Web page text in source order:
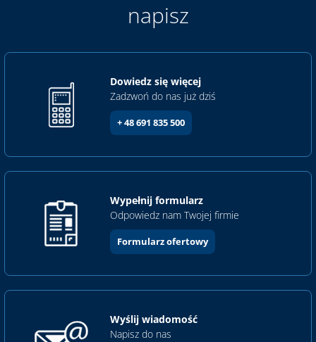
napisz
Dowiedz się więcej
Zadzwoń do nas już dziś
+ 48 691 835 500
Wypełnij formularz
Odpowiedz nam Twojej firmie
Formularz ofertowy
Wyślij wiadomość
Napisz do nas